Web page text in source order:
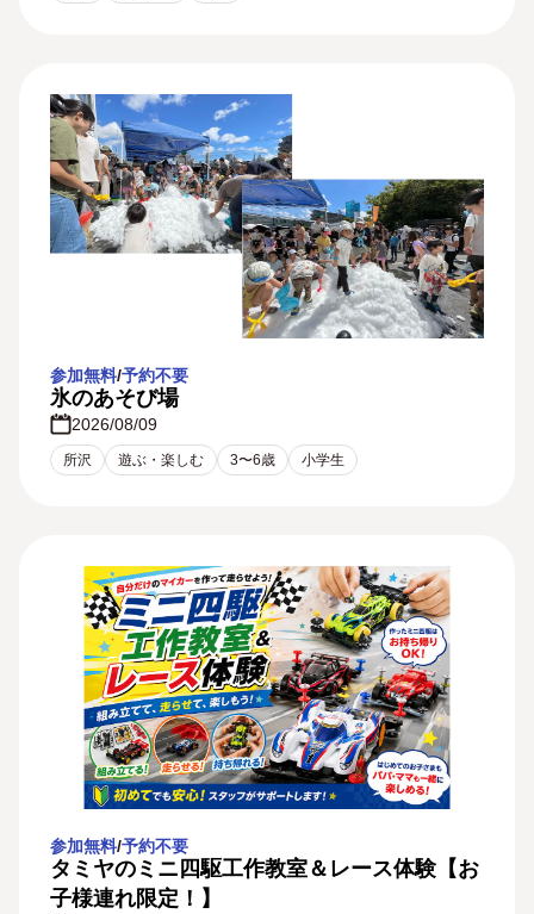
参加無料/予約不要
氷のあそび場
2026/08/09
所沢 遊ぶ・楽しむ 3〜6歳 小学生
参加無料/予約不要
タミヤのミニ四駆工作教室＆レース体験【お
子様連れ限定！】